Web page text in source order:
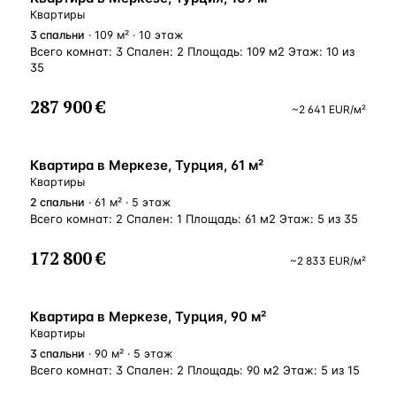
Квартиры
3 спальни · 109 м² · 10 этаж
Всего комнат: 3 Спален: 2 Площадь: 109 м2 Этаж: 10 из
35
287 900 € ~2 641 EUR/м²
ВНЖ
Квартира в Меркезе, Турция, 61 м²
Квартиры
2 спальни · 61 м² · 5 этаж
Всего комнат: 2 Спален: 1 Площадь: 61 м2 Этаж: 5 из 35
172 800 € ~2 833 EUR/м²
ВНЖ
Квартира в Меркезе, Турция, 90 м²
Квартиры
3 спальни · 90 м² · 5 этаж
Всего комнат: 3 Спален: 2 Площадь: 90 м2 Этаж: 5 из 15